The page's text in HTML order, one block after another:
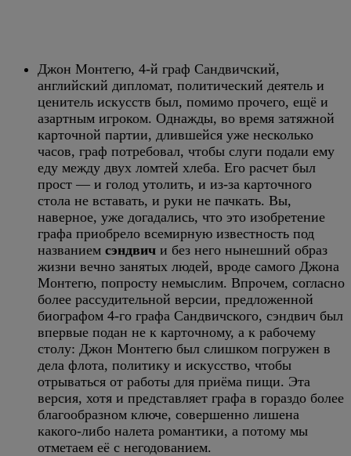
Джон Монтегю, 4-й граф Сандвичский,
английский дипломат, политический деятель и
ценитель искусств был, помимо прочего, ещё и
азартным игроком. Однажды, во время затяжной
карточной партии, длившейся уже несколько
часов, граф потребовал, чтобы слуги подали ему
еду между двух ломтей хлеба. Его расчет был
прост — и голод утолить, и из-за карточного
стола не вставать, и руки не пачкать. Вы,
наверное, уже догадались, что это изобретение
графа приобрело всемирную известность под
названием сэндвич и без него нынешний образ
жизни вечно занятых людей, вроде самого Джона
Монтегю, попросту немыслим. Впрочем, согласно
более рассудительной версии, предложенной
биографом 4-го графа Сандвичского, сэндвич был
впервые подан не к карточному, а к рабочему
столу: Джон Монтегю был слишком погружен в
дела флота, политику и искусство, чтобы
отрываться от работы для приёма пищи. Эта
версия, хотя и представляет графа в гораздо более
благообразном ключе, совершенно лишена
какого-либо налета романтики, а потому мы
отметаем её с негодованием.